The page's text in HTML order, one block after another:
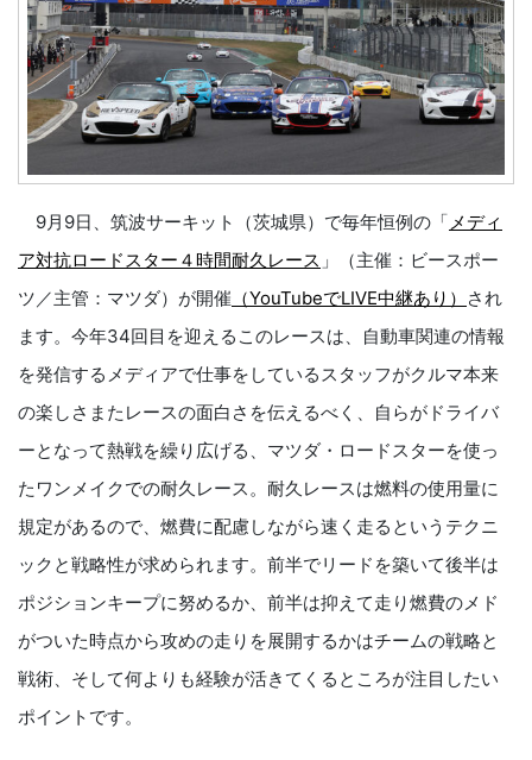
9月9日、筑波サーキット（茨城県）で毎年恒例の「メディ
ア対抗ロードスター４時間耐久レース 」（主催：ビースポー
ツ／主管：マツダ）が開催 （YouTubeでLIVE中継あり） され
ます。今年34回目を迎えるこのレースは、自動車関連の情報
を発信するメディアで仕事をしているスタッフがクルマ本来
の楽しさまたレースの面白さを伝えるべく、自らがドライバ
ーとなって熱戦を繰り広げる、マツダ・ロードスターを使っ
たワンメイクでの耐久レース。耐久レースは燃料の使用量に
規定があるので、燃費に配慮しながら速く走るというテクニ
ックと戦略性が求められます。前半でリードを築いて後半は
ポジションキープに努めるか、前半は抑えて走り燃費のメド
がついた時点から攻めの走りを展開するかはチームの戦略と
戦術、そして何よりも経験が活きてくるところが注目したい
ポイントです。